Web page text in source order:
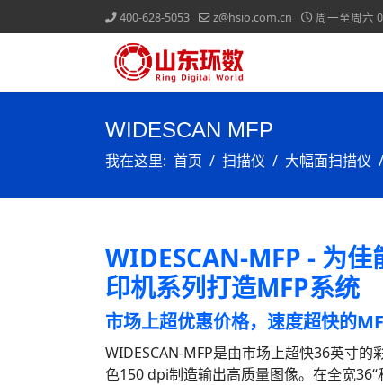
400-628-5053 z@hsio.com.cn 周一至周六
WIDESCAN MFP
我在这里: 首页 扫描仪 大幅面扫描仪
WIDESCAN-MFP - 为
印机系列打造MFP系统
市场上超优惠价格，速度超快的
WIDESCAN-MFP是由市场上超快36英寸的
色150 dpi制造输出高质量图像。在全宽